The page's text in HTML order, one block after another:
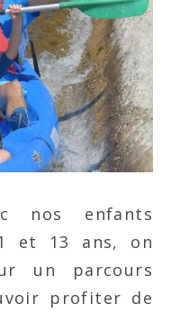
nos enfants
et 13 ans, on
un parcours
profiter de